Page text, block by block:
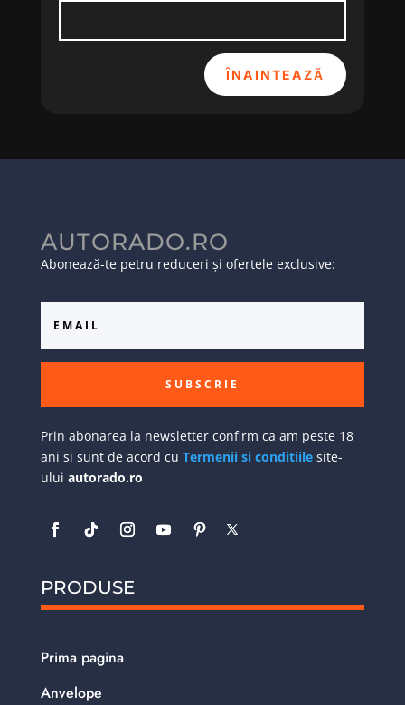
ÎNAINTEAZĂ
AUTORADO.RO
Abonează-te petru reduceri și ofertele exclusive:
SUBSCRIE
Prin abonarea la newsletter confirm ca am peste 18
ani si sunt de acord cu Termenii si conditiilesite-
ului autorado.ro
PRODUSE
Prima pagina
Anvelope